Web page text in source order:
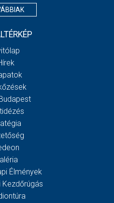
Élmények
Kezdőrúgás